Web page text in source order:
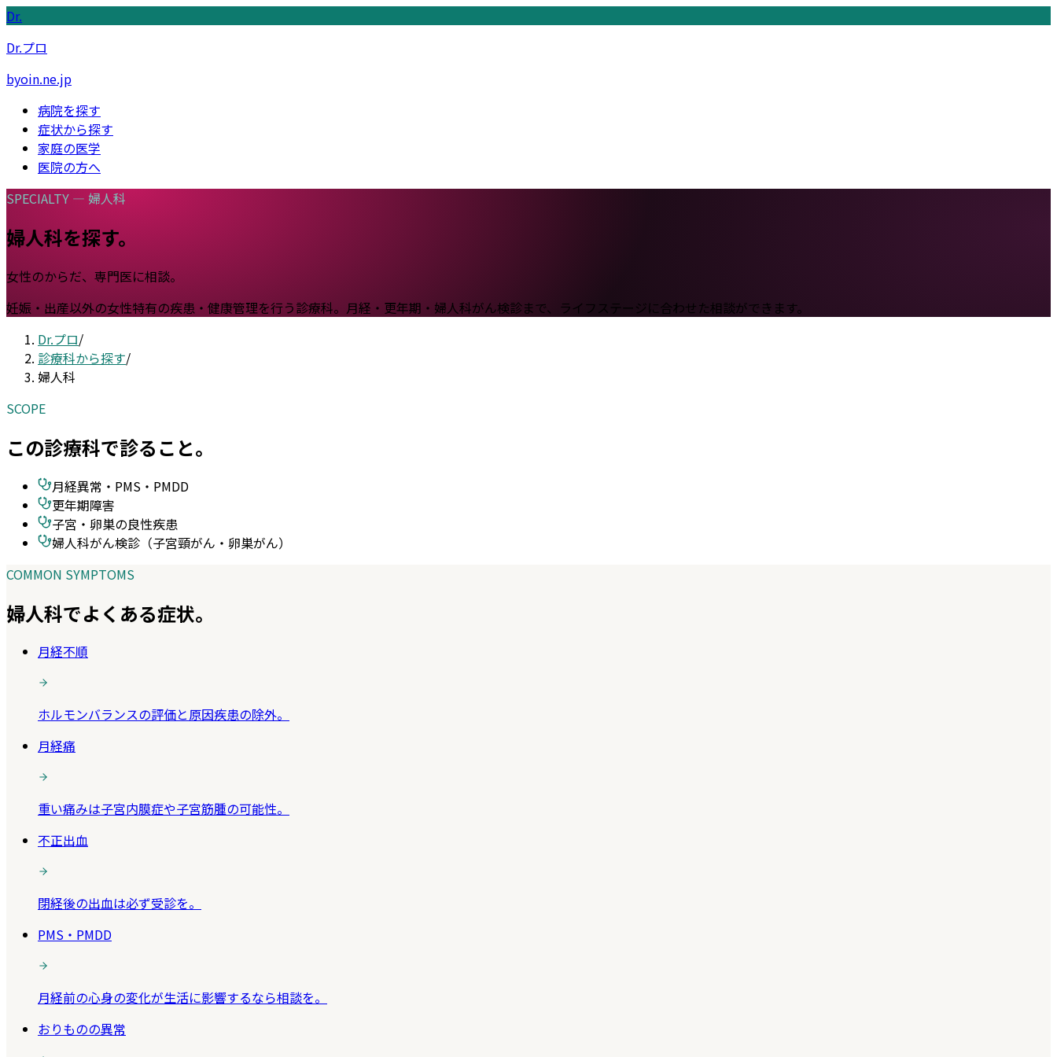
Dr.
Dr.プロ
byoin.ne.jp
病院を探す
症状から探す
家庭の医学
医院の方へ
SPECIALTY — 婦人科
婦人科を探す。
女性のからだ、専門医に相談。
妊娠・出産以外の女性特有の疾患・健康管理を行う診療科。月経・更年期・婦人科がん検診まで、ライフステージに合わせた相談ができます。
Dr.プロ/
診療科から探す/
婦人科
SCOPE
この診療科で診ること。
月経異常・PMS・PMDD
更年期障害
子宮・卵巣の良性疾患
婦人科がん検診（子宮頸がん・卵巣がん）
COMMON SYMPTOMS
婦人科でよくある症状。
月経不順
ホルモンバランスの評価と原因疾患の除外。
月経痛
重い痛みは子宮内膜症や子宮筋腫の可能性。
不正出血
閉経後の出血は必ず受診を。
PMS・PMDD
月経前の心身の変化が生活に影響するなら相談を。
おりものの異常